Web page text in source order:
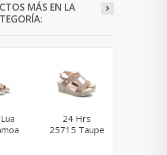
MÁS EN LA
24 Hrs
25715 Taupe